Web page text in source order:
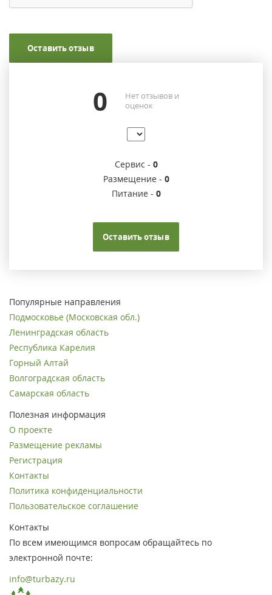
Оставить отзыв
0
Нет отзывов и
оценок
Сервис - 0
Размещение - 0
Питание - 0
Оставить отзыв
Популярные направления
Подмосковье (Московская обл.)
Ленинградская область
Республика Карелия
Горный Алтай
Волгоградская область
Самарская область
Полезная информация
О проекте
Размещение рекламы
Регистрация
Контакты
Политика конфиденциальности
Пользовательское соглашение
Контакты
По всем имеющимся вопросам обращайтесь по
электронной почте:
info@turbazy.ru